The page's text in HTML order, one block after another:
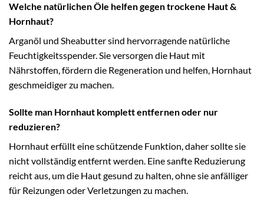
Welche natürlichen Öle helfen gegen trockene Haut &
Hornhaut?
Arganöl und Sheabutter sind hervorragende natürliche
Feuchtigkeitsspender. Sie versorgen die Haut mit
Nährstoffen, fördern die Regeneration und helfen, Hornhaut
geschmeidiger zu machen.
Sollte man Hornhaut komplett entfernen oder nur
reduzieren?
Hornhaut erfüllt eine schützende Funktion, daher sollte sie
nicht vollständig entfernt werden. Eine sanfte Reduzierung
reicht aus, um die Haut gesund zu halten, ohne sie anfälliger
für Reizungen oder Verletzungen zu machen.